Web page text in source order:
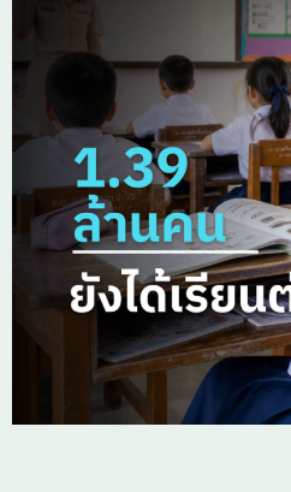
TCAS68 ได้ถึง 21,079 คน ห
เบื้องหลังตัวเลขเหล่านี้ คือ
และยังมีอนาคตให้ก้าวเดิน แ
ใจ ลงพื้นที่เยี่ยมบ้านและคัด
เพราะความเสมอภาคทางก
เดินต่อบนเส้นทางการเรียนรู้
#กสศ #ความเสมอภาคทางก